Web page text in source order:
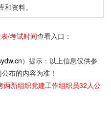
和资料。
/考试时间查看入口：
）提示：以上信息仅供参
布的内容为准！
两新组织党建工作组织员32人公